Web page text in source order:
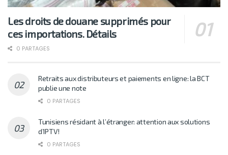
Les droits de douane supprimés pour
ces importations. Détails
0 PARTAGES
Retraits aux distributeurs et paiements en ligne: la BCT
publie une note
0 PARTAGES
Tunisiens résidant à l’étranger: attention aux solutions
d’IPTV!
0 PARTAGES